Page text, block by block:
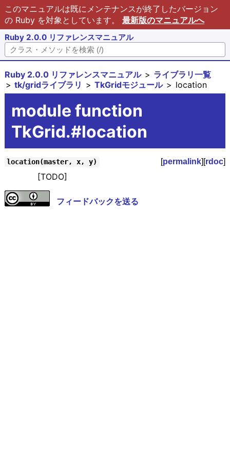
このマニュアルは既にメンテナンスが終了したバージョン
の Ruby を対象としています。 最新版のマニュアルへ
Ruby 2.0.0 リファレンスマニュアル
Ruby 2.0.0 リファレンスマニュアル
ライブラリ一覧
tk/gridライブラリ
TkGridモジュール location
module function
TkGrid.#location
location(master, x, y) [permalink][rdoc]
[TODO]
フィードバックを送る